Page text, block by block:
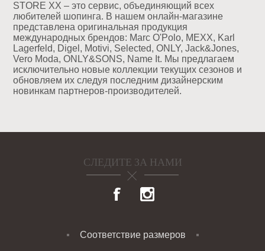
STORE XX – это сервис, объединяющий всех
любителей шопинга. В нашем онлайн-магазине
представлена оригинальная продукция
международных брендов: Marc O'Polo, MEXX, Karl
Lagerfeld, Digel, Motivi, Selected, ONLY, Jack&Jones,
Vero Moda, ONLY&SONS, Name It. Мы предлагаем
исключительно новые коллекции текущих сезонов и
обновляем их следуя последним дизайнерским
новинкам партнеров-производителей.
СЛЕДИТЕ ЗА НАМИ
Соответствие размеров